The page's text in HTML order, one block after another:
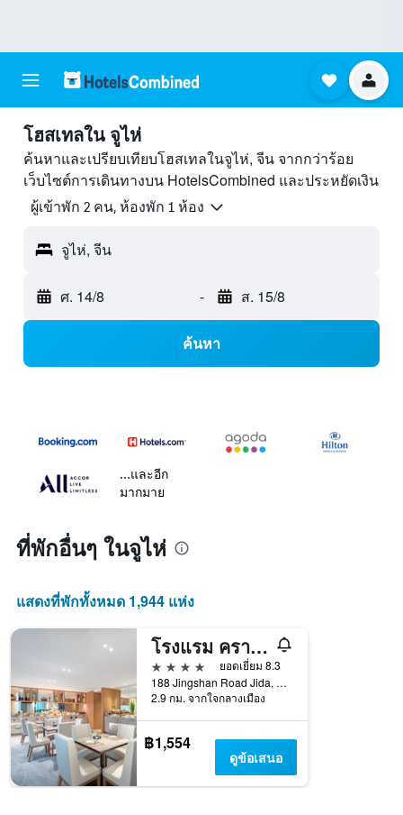
โฮสเทลใน จูไห่
ค้นหาและเปรียบเทียบโฮสเทลในจูไห่, จีน จากกว่าร้อย
เว็บไซต์การเดินทางบน HotelsCombined และประหยัดเงิน
ผู้เข้าพัก 2 คน, ห้องพัก 1 ห้อง
จูไห่, จีน
ศ. 14/8 - ส. 15/8
ค้นหา
...และอีก
มากมาย
ที่พักอื่นๆ ในจูไห่
แสดงที่พักทั้งหมด 1,944 แห่ง
โรงแรม คราวน์ พลาซา จูไห่ ซิตี้ เซ็นเตอร์ บาย IHG
4 ดาว
ยอดเยี่ยม 8.3
188 Jingshan Road Jida, จูไห่, จีน
2.9 กม. จากใจกลางเมือง
฿1,554
ดูข้อเสนอ